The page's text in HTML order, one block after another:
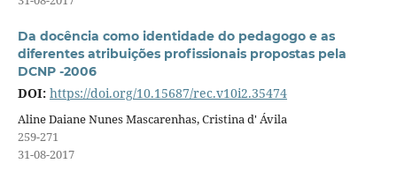
Da docência como identidade do pedagogo e as
diferentes atribuições profissionais propostas pela
DCNP -2006
DOI: https://doi.org/10.15687/rec.v10i2.35474
Aline Daiane Nunes Mascarenhas, Cristina d' Ávila
259-271
31-08-2017